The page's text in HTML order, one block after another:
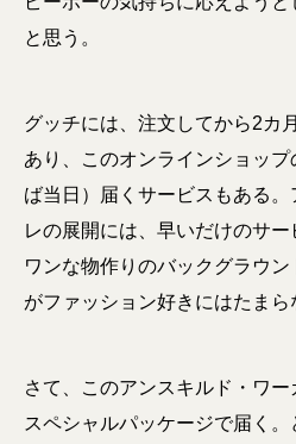
と思う。
グッチには、注文してから2カ
あり、このオンラインショッ
ば当日）届くサービスもある
レの展開には、早いだけのサ
ワンな物作りのバックグラウ
がファッション好きにはたまら
さて、このアンスキルド・ワー
スペシャルパッケージで届く